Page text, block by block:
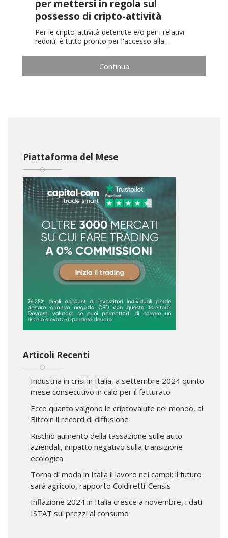
per mettersi in regola sul
possesso di cripto-attività
Per le cripto-attività detenute e/o per i relativi
redditi, è tutto pronto per l'accesso alla…
Continua
Piattaforma del Mese
Articoli Recenti
Industria in crisi in Italia, a settembre 2024 quinto
mese consecutivo in calo per il fatturato
Ecco quanto valgono le criptovalute nel mondo, al
Bitcoin il record di diffusione
Rischio aumento della tassazione sulle auto
aziendali, impatto negativo sulla transizione
ecologica
Torna di moda in Italia il lavoro nei campi: il futuro
sarà agricolo, rapporto Coldiretti-Censis
Inflazione 2024 in Italia cresce a novembre, i dati
ISTAT sui prezzi al consumo